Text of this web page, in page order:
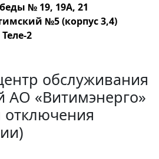
№ 19, 19А, 21
№5 (корпус 3,4)
2
обслуживания
АО «Витимэнерго»